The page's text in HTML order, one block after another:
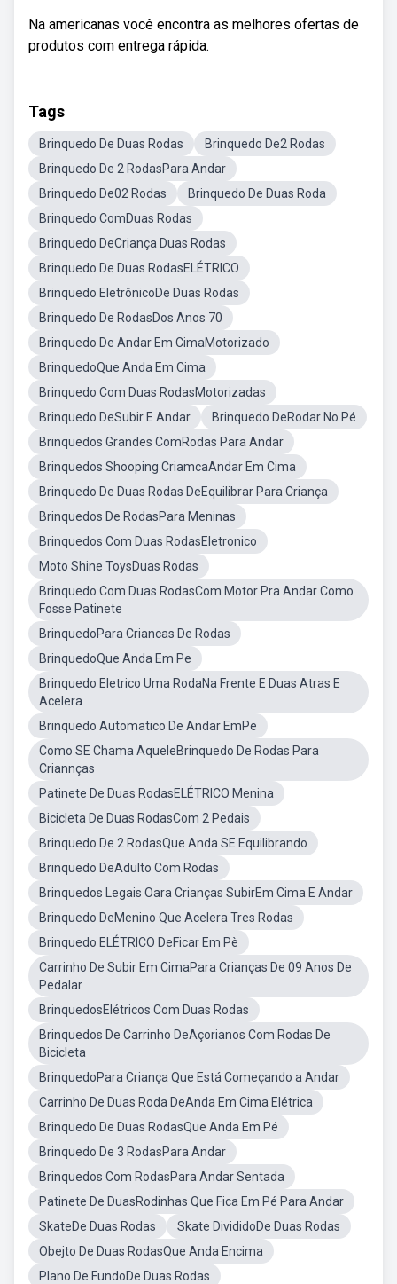
Na americanas você encontra as melhores ofertas de
produtos com entrega rápida.
Tags
Brinquedo De Duas Rodas
Brinquedo De2 Rodas
Brinquedo De 2 RodasPara Andar
Brinquedo De02 Rodas
Brinquedo De Duas Roda
Brinquedo ComDuas Rodas
Brinquedo DeCriança Duas Rodas
Brinquedo De Duas RodasELÉTRICO
Brinquedo EletrônicoDe Duas Rodas
Brinquedo De RodasDos Anos 70
Brinquedo De Andar Em CimaMotorizado
BrinquedoQue Anda Em Cima
Brinquedo Com Duas RodasMotorizadas
Brinquedo DeSubir E Andar
Brinquedo DeRodar No Pé
Brinquedos Grandes ComRodas Para Andar
Brinquedos Shooping CriamcaAndar Em Cima
Brinquedo De Duas Rodas DeEquilibrar Para Criança
Brinquedos De RodasPara Meninas
Brinquedos Com Duas RodasEletronico
Moto Shine ToysDuas Rodas
Brinquedo Com Duas RodasCom Motor Pra Andar Como
Fosse Patinete
BrinquedoPara Criancas De Rodas
BrinquedoQue Anda Em Pe
Brinquedo Eletrico Uma RodaNa Frente E Duas Atras E
Acelera
Brinquedo Automatico De Andar EmPe
Como SE Chama AqueleBrinquedo De Rodas Para
Criannças
Patinete De Duas RodasELÉTRICO Menina
Bicicleta De Duas RodasCom 2 Pedais
Brinquedo De 2 RodasQue Anda SE Equilibrando
Brinquedo DeAdulto Com Rodas
Brinquedos Legais Oara Crianças SubirEm Cima E Andar
Brinquedo DeMenino Que Acelera Tres Rodas
Brinquedo ELÉTRICO DeFicar Em Pè
Carrinho De Subir Em CimaPara Crianças De 09 Anos De
Pedalar
BrinquedosElétricos Com Duas Rodas
Brinquedos De Carrinho DeAçorianos Com Rodas De
Bicicleta
BrinquedoPara Criança Que Está Começando a Andar
Carrinho De Duas Roda DeAnda Em Cima Elétrica
Brinquedo De Duas RodasQue Anda Em Pé
Brinquedo De 3 RodasPara Andar
Brinquedos Com RodasPara Andar Sentada
Patinete De DuasRodinhas Que Fica Em Pé Para Andar
SkateDe Duas Rodas
Skate DivididoDe Duas Rodas
Obejto De Duas RodasQue Anda Encima
Plano De FundoDe Duas Rodas